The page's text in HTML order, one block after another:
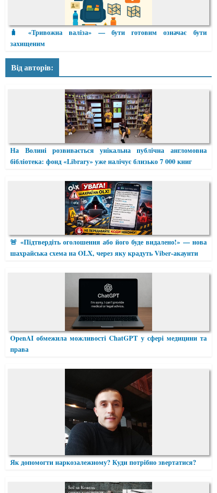
🧳 «Тривожна валіза» — бути готовим означає бути
захищеним
Від авторів:
На Волині розвивається унікальна публічна англомовна
бібліотека: фонд «Library» уже налічує близько 7 000 книг
🚨 «Підтвердіть оголошення або його буде видалено!» — нова
шахрайська схема на OLX, через яку крадуть Viber-акаунти
OpenAI обмежила можливості ChatGPT у сфері медицини та
права
Як допомогти наркозалежному? Куди потрібно звертатися?